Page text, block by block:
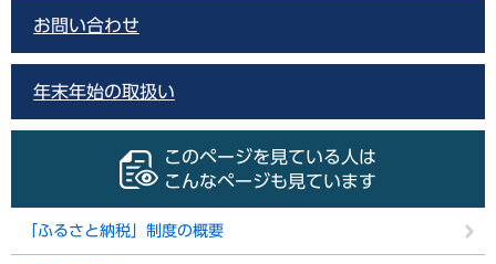
お問い合わせ
年末年始の取扱い
このページを見ている人は
こんなページも見ています
「ふるさと納税」制度の概要